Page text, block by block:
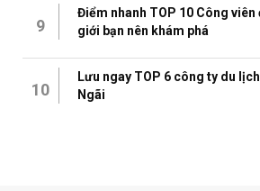
9
Điểm nhanh TOP 10 Công viên
giới bạn nên khám phá
10
Lưu ngay TOP 6 công ty du
Ngãi